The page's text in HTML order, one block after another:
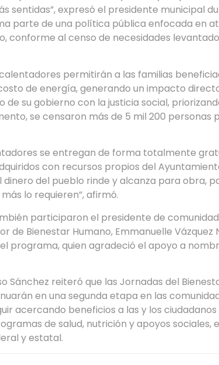
sentidas”, expresó el presidente municipal
parte de una política pública enfocada en
conforme al censo de necesidades
permitirán a las familias
de energía, generando un impacto
su gobierno con la justicia social,
se censaron más de 5 mil 200 personas
se entregan de forma totalmente
con recursos propios del
del pueblo rinde y alcanza para obra,
lo requieren”, afirmó.
participaron el presidente de
de Bienestar Humano, Emmanuelle Vázquez
programa, quien agradeció el apoyo a
Sánchez reiteró que las Jornadas del
en una segunda etapa en las
acercando beneficios a las y los
de salud, nutrición y apoyos sociales,
y estatal.